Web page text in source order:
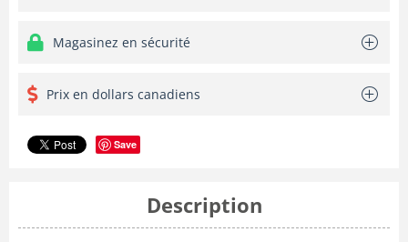
Magasinez en sécurité
Prix en dollars canadiens
Save
Description